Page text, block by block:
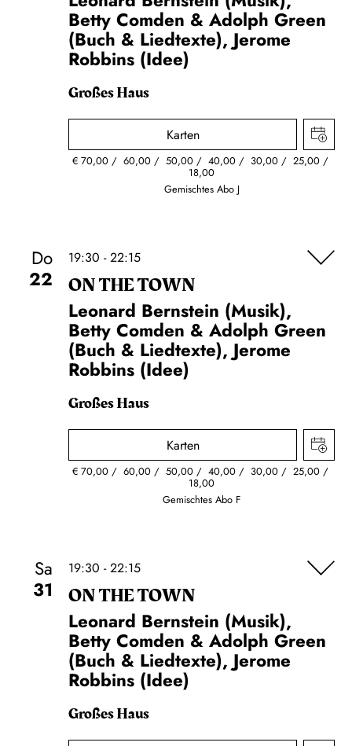
Betty Comden & Adolph Green
(Buch & Liedtexte), Jerome
Robbins (Idee)
Großes Haus
Karten
€ 70,00 60,00 50,00 40,00 30,00 25,00
18,00
Gemischtes Abo J
Do
22
19:30 - 22:15
ON THE TOWN
Leonard Bernstein (Musik),
Betty Comden & Adolph Green
(Buch & Liedtexte), Jerome
Robbins (Idee)
Großes Haus
Karten
€ 70,00 60,00 50,00 40,00 30,00 25,00
18,00
Gemischtes Abo F
Sa
31
19:30 - 22:15
ON THE TOWN
Leonard Bernstein (Musik),
Betty Comden & Adolph Green
(Buch & Liedtexte), Jerome
Robbins (Idee)
Großes Haus